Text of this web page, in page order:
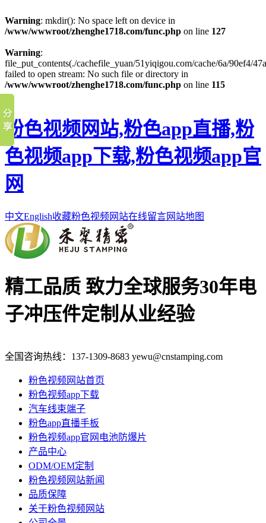
Warning: mkdir(): No space left on device in
/www/wwwroot/zhenghe1718.com/func.php on line 127
Warning:
file_put_contents(./cachefile_yuan/51yiqigou.com/cache/6a/90ef4/
failed to open stream: No such file or directory in
/www/wwwroot/zhenghe1718.com/func.php on line 115
粉色视频网站,粉色app直播,粉
色视频app下载,粉色视频app官
网
中文English收藏粉色视频网站在线留言网站地图
精工品质 致力全球服务30年电
子冲压件定制从业经验
全国咨询热线： 137-1309-8683 yewu@cnstamping.com
粉色视频网站首页
粉色视频app下载
汽车线束端子
粉色app直播手板
粉色视频app官网电池防爆片
产品中心
ODM/OEM定制
粉色视频网站新闻
品质保障
关于粉色视频网站